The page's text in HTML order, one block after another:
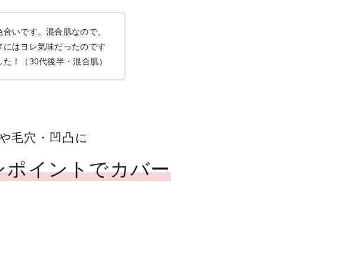
いです。混合肌なので、
はヨレ気味だったのです
！（30代後半・混合肌）
毛穴・凹凸に
ポイントでカバー